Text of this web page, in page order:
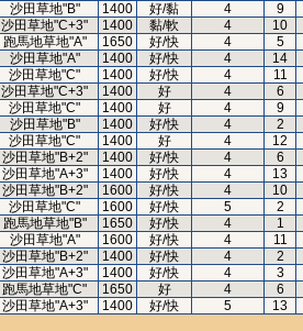
沙田草地"B" 1400 好/黏 4
9
沙田草地"C+3" 1400 黏/軟 4
10
跑馬地草地"A" 1650 好/快 4
5
沙田草地"A" 1400 好/快 4
14
沙田草地"C" 1400 好/快 4
11
沙田草地"C+3" 1400 好 4
6
沙田草地"C" 1400 好 4
9
沙田草地"B" 1400 好/快 4
2
沙田草地"C" 1400 好 4
12
沙田草地"B+2" 1400 好/快 4
6
沙田草地"A+3" 1400 好/快 4
13
沙田草地"B+2" 1600 好/快 4
10
沙田草地"C" 1600 好/快 5
2
跑馬地草地"B" 1650 好/快 4
1
沙田草地"A" 1600 好/快 4
11
沙田草地"B+2" 1400 好/快 4
2
沙田草地"A+3" 1400 好/快 4
3
跑馬地草地"C" 1650 好 4
6
沙田草地"A+3" 1400 好/快 5
13